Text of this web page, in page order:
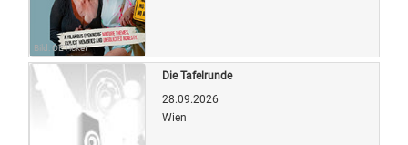
Bild: OETicket
Die Tafelrunde
28.09.2026
Wien